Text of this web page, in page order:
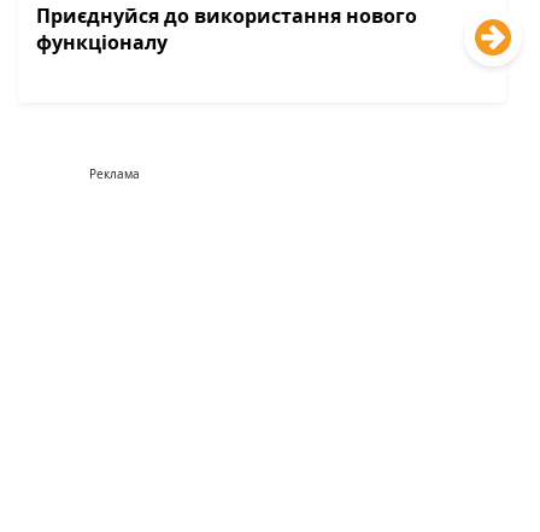
Приєднуйся до використання нового
функціоналу
Реклама